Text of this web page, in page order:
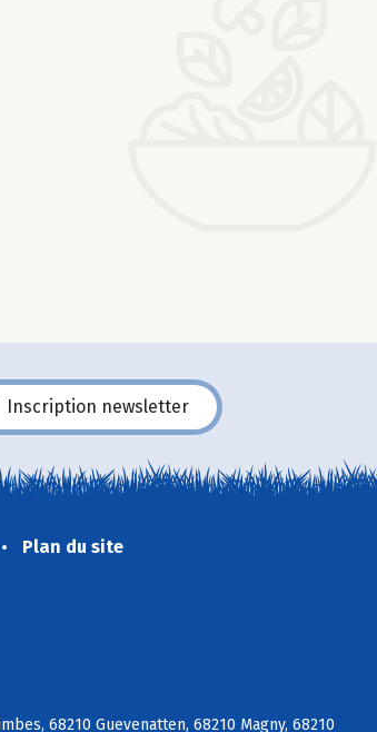
Inscription newsletter
Plan du site
68210 Guevenatten, 68210 Magny, 68210